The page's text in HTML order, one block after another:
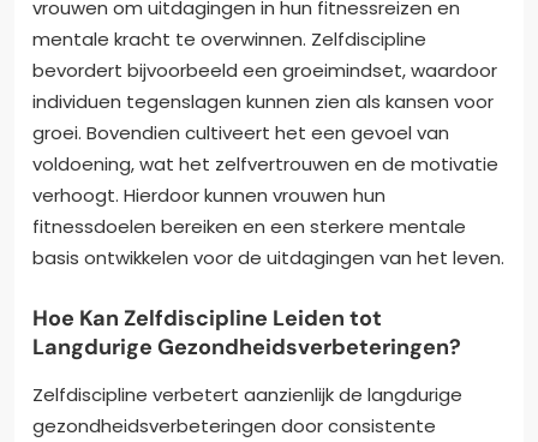
vrouwen om uitdagingen in hun fitnessreizen en
mentale kracht te overwinnen. Zelfdiscipline
bevordert bijvoorbeeld een groeimindset, waardoor
individuen tegenslagen kunnen zien als kansen voor
groei. Bovendien cultiveert het een gevoel van
voldoening, wat het zelfvertrouwen en de motivatie
verhoogt. Hierdoor kunnen vrouwen hun
fitnessdoelen bereiken en een sterkere mentale
basis ontwikkelen voor de uitdagingen van het leven.
Hoe Kan Zelfdiscipline Leiden tot
Langdurige Gezondheidsverbeteringen?
Zelfdiscipline verbetert aanzienlijk de langdurige
gezondheidsverbeteringen door consistente